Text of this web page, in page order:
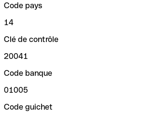
Code pays
14
Clé de contrôle
20041
Code banque
01005
Code guichet